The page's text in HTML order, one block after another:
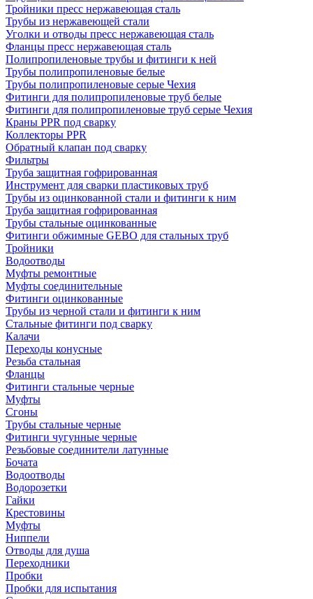
Тройники пресс нержавеющая сталь
Трубы из нержавеющей стали
Уголки и отводы пресс нержавеющая сталь
Фланцы пресс нержавеющая сталь
Полипропиленовые трубы и фитинги к ней
Трубы полипропиленовые белые
Трубы полипропиленовые серые Чехия
Фитинги для полипропиленовые труб белые
Фитинги для полипропиленовые труб серые Чехия
Краны PPR под сварку
Коллекторы PPR
Обратный клапан под сварку
Фильтры
Труба защитная гофрированная
Инструмент для сварки пластиковых труб
Трубы из оцинкованной стали и фитинги к ним
Труба защитная гофрированная
Трубы стальные оцинкованные
Фитинги обжимные GEBO для стальных труб
Тройники
Водоотводы
Муфты ремонтные
Муфты соединительные
Фитинги оцинкованные
Трубы из черной стали и фитинги к ним
Стальные фитинги под сварку
Калачи
Переходы конусные
Резьба стальная
Фланцы
Фитинги стальные черные
Муфты
Сгоны
Трубы стальные черные
Фитинги чугунные черные
Резьбовые соединители латунные
Бочата
Водоотводы
Водорозетки
Гайки
Крестовины
Муфты
Ниппели
Отводы для душа
Переходники
Пробки
Пробки для испытания